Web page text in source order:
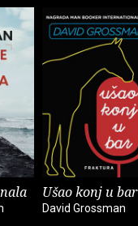
Ušao konj u bar
David Grossman